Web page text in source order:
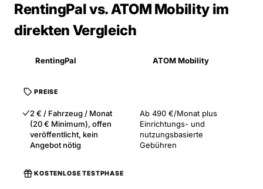
RentingPal vs. ATOM Mobility im
direkten Vergleich
RentingPal ATOM Mobility
PREISE
2 € / Fahrzeug / Monat
(20 € Minimum), offen
veröffentlicht, kein
Angebot nötig
Ab 490 €/Monat plus
Einrichtungs- und
nutzungsbasierte
Gebühren
KOSTENLOSE TESTPHASE